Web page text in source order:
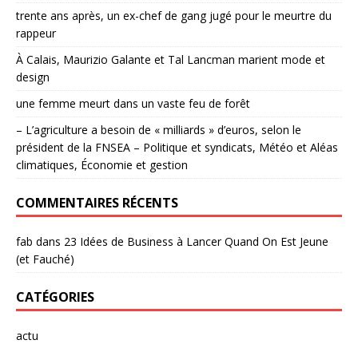
trente ans après, un ex-chef de gang jugé pour le meurtre du
rappeur
À Calais, Maurizio Galante et Tal Lancman marient mode et
design
une femme meurt dans un vaste feu de forêt
– L’agriculture a besoin de « milliards » d’euros, selon le
président de la FNSEA – Politique et syndicats, Météo et Aléas
climatiques, Économie et gestion
COMMENTAIRES RÉCENTS
fab dans 23 Idées de Business à Lancer Quand On Est Jeune
(et Fauché)
CATÉGORIES
actu